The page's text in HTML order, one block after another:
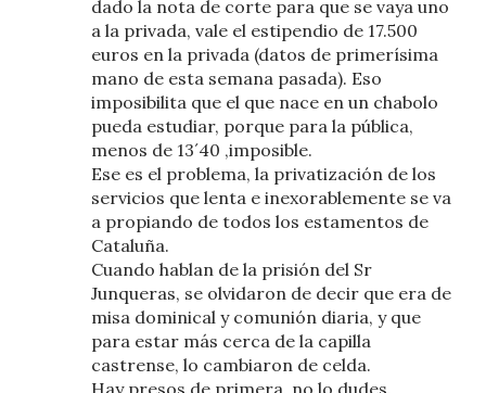
dado la nota de corte para que se vaya uno
a la privada, vale el estipendio de 17.500
euros en la privada (datos de primerísima
mano de esta semana pasada). Eso
imposibilita que el que nace en un chabolo
pueda estudiar, porque para la pública,
menos de 13´40 ,imposible.
Ese es el problema, la privatización de los
servicios que lenta e inexorablemente se va
a propiando de todos los estamentos de
Cataluña.
Cuando hablan de la prisión del Sr
Junqueras, se olvidaron de decir que era de
misa dominical y comunión diaria, y que
para estar más cerca de la capilla
castrense, lo cambiaron de celda.
Hay presos de primera, no lo dudes.